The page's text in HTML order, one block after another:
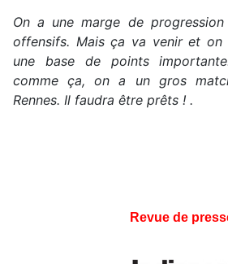
On a une marge de
offensifs. Mais ça va venir et on
une base de points
comme ça, on a un gros
Rennes. Il faudra être prêts ! .
Revue de